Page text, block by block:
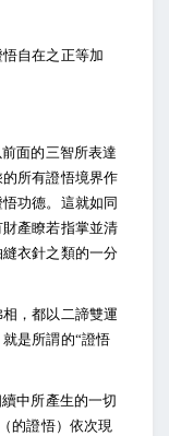
自在之正等加
面的三智所表達
所有證悟境界作
功德。這就如同
產瞭若指掌並清
衣針之類的一分
，都以二諦雙運
是所謂的“證悟
中所產生的一切
的證悟）依次現